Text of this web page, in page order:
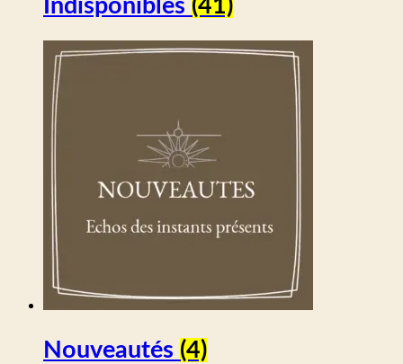
Indisponibles (41)
Nouveautés (4)